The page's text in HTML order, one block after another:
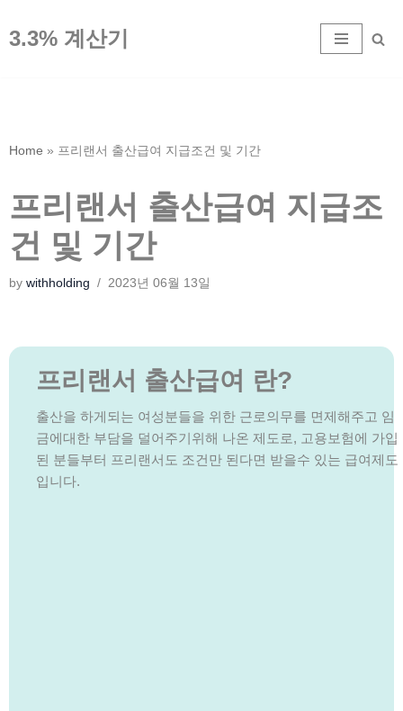
콘
너
기
3.3% 계산기
Home » 프리랜서 출산급여 지급조건 및 기간
프리랜서 출산급여 지급조
건 및 기간
by withholding 2023년 06월 13일
프리랜서 출산급여 란?
출산을 하게되는 여성분들을 위한 근로의무를 면제해주고 임
금에대한 부담을 덜어주기위해 나온 제도로, 고용보험에 가입
된 분들부터 프리랜서도 조건만 된다면 받을수 있는 급여제도
입니다.